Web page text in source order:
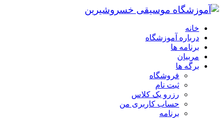
خانه
درباره آموزشگاه
برنامه ها
مربیان
برگه ها
فروشگاه
ثبت نام
رزرو یک کلاس
حساب کاربری من
برنامه